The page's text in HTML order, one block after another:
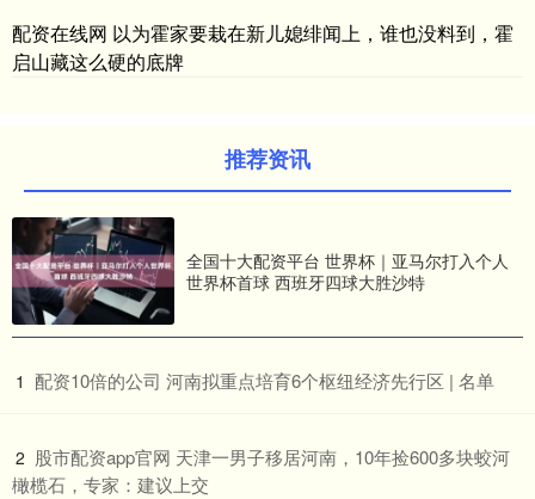
配资在线网 以为霍家要栽在新儿媳绯闻上，谁也没料到，霍
启山藏这么硬的底牌
推荐资讯
全国十大配资平台 世界杯｜亚马尔打入个人
世界杯首球 西班牙四球大胜沙特
1 ​配资10倍的公司 河南拟重点培育6个枢纽经济先行区 | 名单
2 ​股市配资app官网 天津一男子移居河南，10年捡600多块蛟河
橄榄石，专家：建议上交